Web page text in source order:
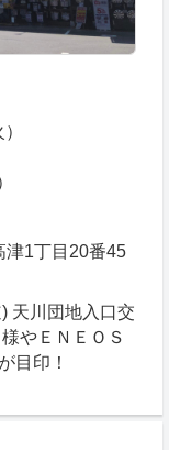
津1丁目20番45
天川団地入口交
やＥＮＥＯＳ
目印！